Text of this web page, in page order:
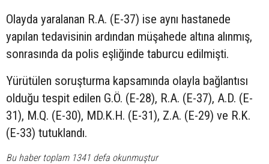
Olayda yaralanan R.A. (E-37) ise aynı hastanede
yapılan tedavisinin ardından müşahede altına alınmış,
sonrasında da polis eşliğinde taburcu edilmişti.
Yürütülen soruşturma kapsamında olayla bağlantısı
olduğu tespit edilen G.Ö. (E-28), R.A. (E-37), A.D. (E-
31), M.Q. (E-30), MD.K.H. (E-31), Z.A. (E-29) ve R.K.
(E-33) tutuklandı.
Bu haber toplam 1341 defa okunmuştur